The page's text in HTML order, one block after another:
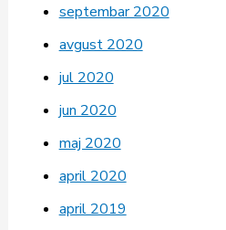
septembar 2020
avgust 2020
jul 2020
jun 2020
maj 2020
april 2020
april 2019